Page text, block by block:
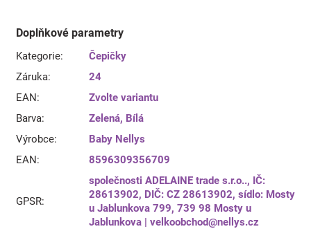
Doplňkové parametry
Kategorie:
Čepičky
Záruka:
24
EAN:
Zvolte variantu
Barva: Zelená, Bílá
Výrobce:
Baby Nellys
EAN: 8596309356709
GPSR:
společnosti ADELAINE trade s.r.o.., IČ:
28613902, DIČ: CZ 28613902, sídlo: Mosty
u Jablunkova 799, 739 98 Mosty u
Jablunkova | velkoobchod@nellys.cz